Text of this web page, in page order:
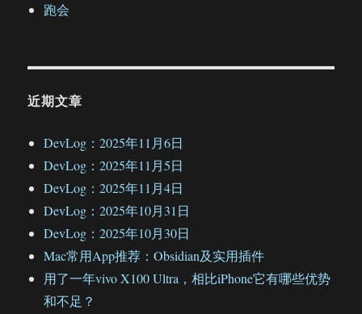
跑会
近期文章
DevLog：2025年11月6日
DevLog：2025年11月5日
DevLog：2025年11月4日
DevLog：2025年10月31日
DevLog：2025年10月30日
Mac常用App推荐：Obsidian及实用插件
用了一年vivo X100 Ultra，相比iPhone它有哪些优势
和不足？